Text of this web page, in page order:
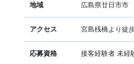
地域 広島県廿日市市
アクセス 宮島桟橋より徒
応募資格 接客経験者 未経